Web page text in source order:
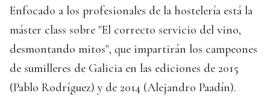
Enfocado a los profesionales de la hostelería está la
máster class sobre "El correcto servicio del vino,
desmontando mitos", que impartirán los campeones
de sumilleres de Galicia en las ediciones de 2015
(Pablo Rodríguez) y de 2014 (Alejandro Paadín).